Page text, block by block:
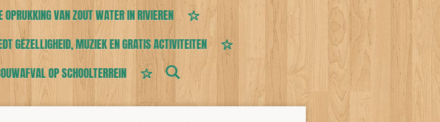
OPRUKKING VAN ZOUT WATER IN RIVIEREN
GEZELLIGHEID, MUZIEK EN GRATIS ACTIVITEITEN
OP SCHOOLTERREIN